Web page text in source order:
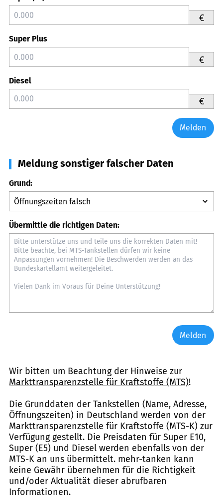
€
Super Plus
€
Diesel
€
Melden
Meldung sonstiger falscher Daten
Grund:
Übermittle die richtigen Daten:
Melden
Wir bitten um Beachtung der Hinweise zur
Markttransparenzstelle für Kraftstoffe (MTS)!
Die Grunddaten der Tankstellen (Name, Adresse,
Öffnungszeiten) in Deutschland werden von der
Markttransparenzstelle für Kraftstoffe (MTS-K) zur
Verfügung gestellt. Die Preisdaten für Super E10,
Super (E5) und Diesel werden ebenfalls von der
MTS-K an uns übermittelt. mehr-tanken kann
keine Gewähr übernehmen für die Richtigkeit
und/oder Aktualität dieser abrufbaren
Informationen.